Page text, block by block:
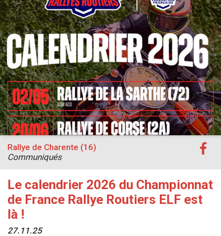
Le calendrier 2026 du Championnat
de France Rallye Routiers ELF est
là !
27.11.25
Rallye de Charente (16)
Communiqués